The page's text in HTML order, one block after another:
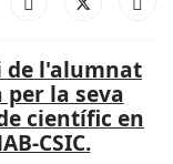
de l'alumnat
la seva
científic en
CSIC.